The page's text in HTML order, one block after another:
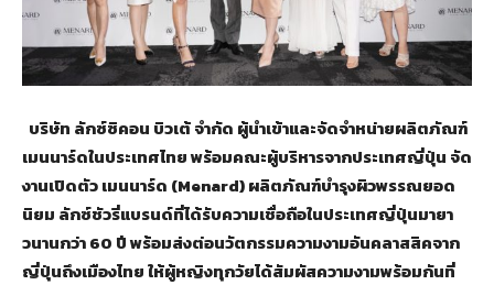
บริษัท ลักซ์ซิคอน บิวเต้ จำกัด ผู้นำเข้าและจัดจำหน่ายผลิตภัณฑ์
เมนนาร์ดในประเทศไทย พร้อมคณะผู้บริหารจากประเทศญี่ปุ่น จัด
งานเปิดตัว เมนนาร์ด (Menard) ผลิตภัณฑ์บำรุงผิวพรรณยอด
นิยม ลักซ์ชัวรี่แบรนด์ที่ได้รับความเชื่อถือในประเทศญี่ปุ่นมายา
วนานกว่า 60 ปี พร้อมส่งต่อนวัตกรรมความงามอันคลาสสิคจาก
ญี่ปุ่นถึงเมืองไทย ให้ผู้หญิงทุกวัยได้สัมผัสความงามพร้อมกันที่